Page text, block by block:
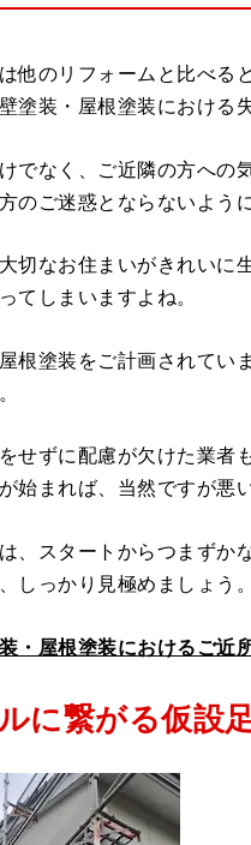
他のリフォームと比べる
塗装・屋根塗装における
でなく、ご近隣の方への
のご迷惑とならないよう
切なお住まいがきれいに
てしまいますよね。
根塗装をご計画されて
せずに配慮が欠けた業者
始まれば、当然ですが悪
、スタートからつまずか
しっかり見極めましょう。
・屋根塗装におけるご近
に繋がる仮設